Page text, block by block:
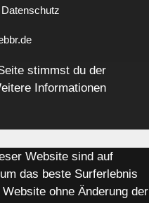
Datenschutz
stimmst du der
Informationen
Website sind auf
das beste Surferlebnis
ohne Änderung der